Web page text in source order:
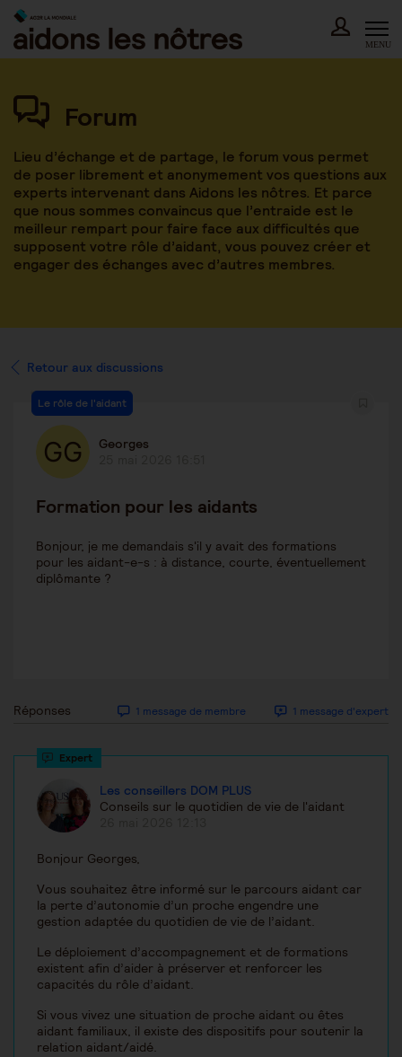
Skip
content
MENU
Forum
Lieu d’échange et de partage, le forum vous permet
de poser librement et anonymement vos questions aux
experts intervenant dans Aidons les nôtres. Et parce
que nous sommes convaincus que l’entraide est le
meilleur rempart pour faire face aux difficultés que
supposent votre rôle d’aidant, vous pouvez créer et
engager des échanges avec d’autres membres.
Retour aux discussions
Le rôle de l'aidant
Georges
Formation pour les aidants
Bonjour, je me demandais s'il y avait des formations
pour les aidant-e-s : à distance, courte, éventuellement
diplômante ?
Réponses 1 message de membre 1 message d'expert
Les conseillers DOM PLUS
Conseils sur le quotidien de vie de l'aidant
Bonjour Georges,
Vous souhaitez être informé sur le parcours aidant car
la perte d’autonomie d’un proche engendre une
gestion adaptée du quotidien de vie de l’aidant.
Le déploiement d’accompagnement et de formations
existent afin d’aider à préserver et renforcer les
capacités du rôle d’aidant.
Si vous vivez une situation de proche aidant ou êtes
aidant familiaux, il existe des dispositifs pour soutenir la
relation aidant/aidé.